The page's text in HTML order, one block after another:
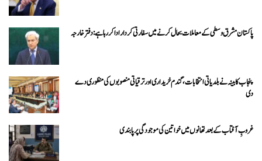
پاکستان مشرق وسطی کے معاملات بحال کرنے میں سفارتی کردار ادا کررہا ہے: دفتر خارجہ
پنجاب کابینہ نے بلدیاتی انتخابات، گندم خریداری اور ترقیاتی منصوبوں کی منظوری دے
دی
غروبِ آفتاب کے بعد تھانوں میں خواتین کی موجودگی پر پابندی